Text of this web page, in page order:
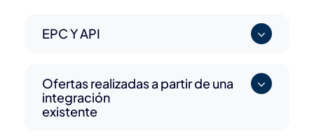
EPC Y API
Ofertas realizadas a partir de una
integración
existente